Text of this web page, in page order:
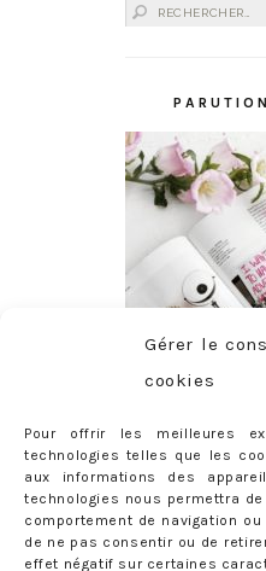
Gérer le
cookies
Pour offrir les meilleures
technologies telles que les
aux informations des
technologies nous permettra
comportement de navigation
de ne pas consentir ou de
effet négatif sur certaines
Rechercher :